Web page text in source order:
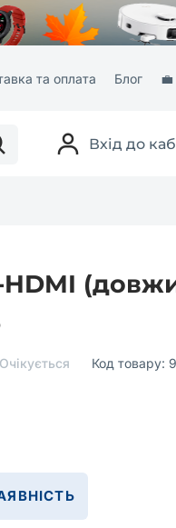
та оплата Блог
Вхід до
Очікується Код товару: